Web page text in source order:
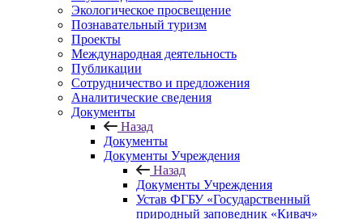
Экологическое просвещение
Познавательный туризм
Проекты
Международная деятельность
Публикации
Сотрудничество и предложения
Аналитические сведения
Документы
Назад
Документы
Документы Учреждения
Назад
Документы Учреждения
Устав ФГБУ «Государственный
природный заповедник «Кивач»